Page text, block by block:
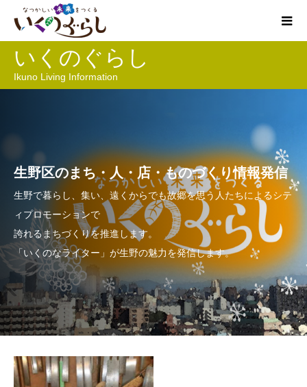
いくのぐらし
Ikuno Living Information
生野区のまち・人・店・ものづくり情報発信
生野で暮らし、集い、遠くからでも故郷を思う人たちによるシテ
ィプロモーションで
誇れるまちづくりを推進します。
「いくのなライター」が生野の魅力を発信します。